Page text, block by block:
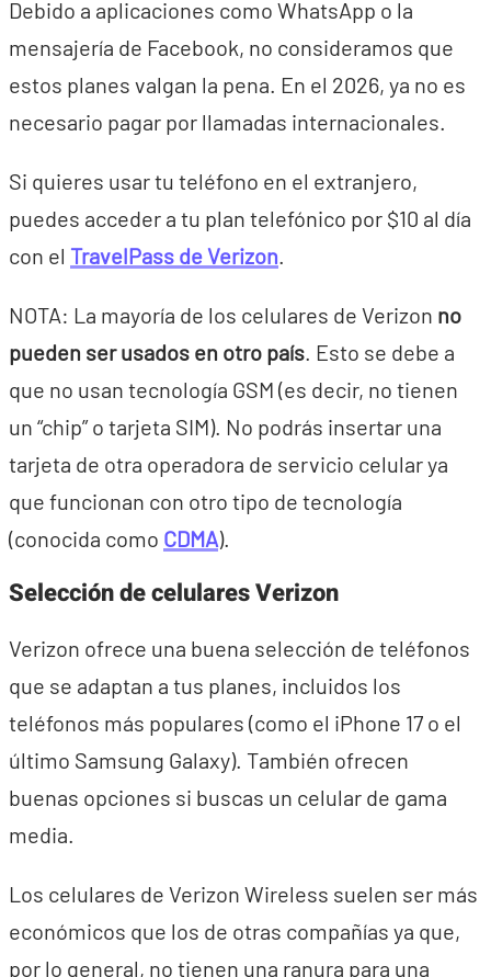
Debido a aplicaciones como WhatsApp o la
mensajería de Facebook, no consideramos que
estos planes valgan la pena. En el 2026, ya no es
necesario pagar por llamadas internacionales.
Si quieres usar tu teléfono en el extranjero,
puedes acceder a tu plan telefónico por $10 al día
con el TravelPass de Verizon.
NOTA: La mayoría de los celulares de Verizon no
pueden ser usados en otro país. Esto se debe a
que no usan tecnología GSM (es decir, no tienen
un “chip” o tarjeta SIM). No podrás insertar una
tarjeta de otra operadora de servicio celular ya
que funcionan con otro tipo de tecnología
(conocida como CDMA).
Selección de celulares Verizon
Verizon ofrece una buena selección de teléfonos
que se adaptan a tus planes, incluidos los
teléfonos más populares (como el iPhone 17 o el
último Samsung Galaxy). También ofrecen
buenas opciones si buscas un celular de gama
media.
Los celulares de Verizon Wireless suelen ser más
económicos que los de otras compañías ya que,
por lo general, no tienen una ranura para una